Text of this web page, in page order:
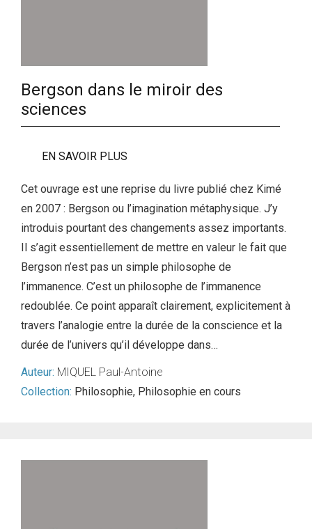
Bergson dans le miroir des
sciences
EN SAVOIR PLUS
Cet ouvrage est une reprise du livre publié chez Kimé
en 2007 : Bergson ou l’imagination métaphysique. J’y
introduis pourtant des changements assez importants.
Il s’agit essentiellement de mettre en valeur le fait que
Bergson n’est pas un simple philosophe de
l’immanence. C’est un philosophe de l’immanence
redoublée. Ce point apparaît clairement, explicitement à
travers l’analogie entre la durée de la conscience et la
durée de l’univers qu’il développe dans…
Auteur: MIQUEL Paul-Antoine
Collection: Philosophie, Philosophie en cours